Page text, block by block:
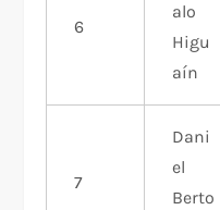
6
alo
Higu
aín
7
Dani
el
Berto